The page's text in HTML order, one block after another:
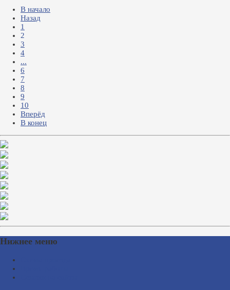
В начало
Назад
1
2
3
4
...
6
7
8
9
10
Вперёд
В конец
Нижнее меню